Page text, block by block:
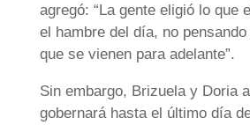
agregó: “La gente eligió lo que
el hambre del día, no
que se vienen para adelante”.
Sin embargo, Brizuela y Doria
gobernará hasta el último día